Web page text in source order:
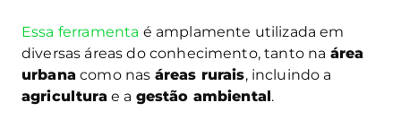
Essa ferramenta é amplamente utilizada em
diversas áreas do conhecimento, tanto na área
urbanacomo nas áreas rurais, incluindo a
agriculturae a gestão ambiental.